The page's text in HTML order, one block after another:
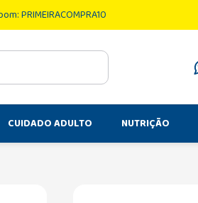
PRIMEIRACOMPRA10
CUIDADO ADULTO NUTRIÇÃO